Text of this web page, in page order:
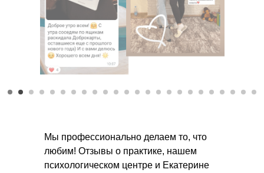
Мы профессионально делаем то, что
любим! Отзывы о практике, нашем
психологическом центре и Екатерине